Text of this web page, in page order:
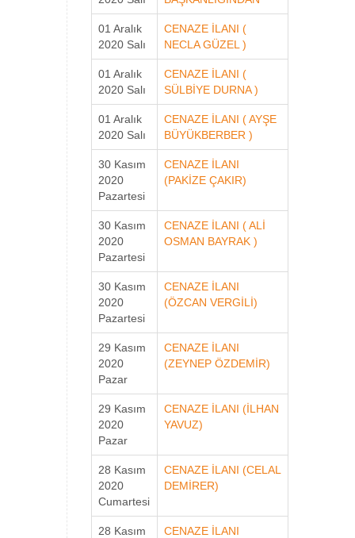
01 Aralık
2020 Salı
CENAZE İLANI (
NECLA GÜZEL )
01 Aralık
2020 Salı
CENAZE İLANI (
SÜLBİYE DURNA )
01 Aralık
2020 Salı
CENAZE İLANI ( AYŞE
BÜYÜKBERBER )
30 Kasım
2020
Pazartesi
CENAZE İLANI
(PAKİZE ÇAKIR)
30 Kasım
2020
Pazartesi
CENAZE İLANI ( ALİ
OSMAN BAYRAK )
30 Kasım
2020
Pazartesi
CENAZE İLANI
(ÖZCAN VERGİLİ)
29 Kasım
2020
Pazar
CENAZE İLANI
(ZEYNEP ÖZDEMİR)
29 Kasım
2020
Pazar
CENAZE İLANI (İLHAN
YAVUZ)
28 Kasım
2020
Cumartesi
CENAZE İLANI (CELAL
DEMİRER)
28 Kasım
CENAZE İLANI